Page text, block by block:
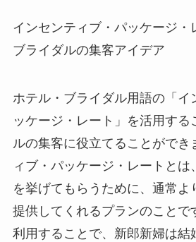
インセンティブ・パッケージ・
ブライダルの集客アイデア
ホテル・ブライダル用語の「イ
ッケージ・レート」を活用する
ルの集客に役立てることができ
ィブ・パッケージ・レートとは
を挙げてもらうために、通常よ
提供してくれるプランのことで
利用することで、新郎新婦は結